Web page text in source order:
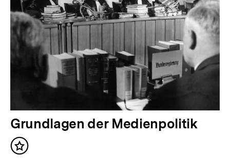
Grundlagen der Medienpolitik
Inhalt